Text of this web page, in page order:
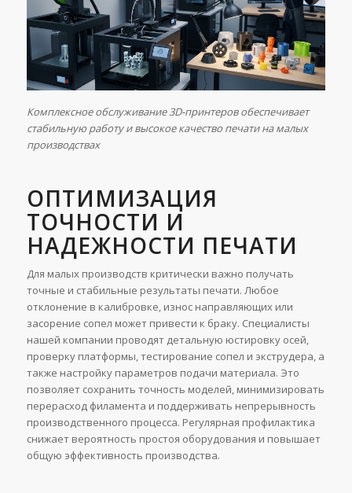
Комплексное обслуживание 3D-принтеров обеспечивает
стабильную работу и высокое качество печати на малых
производствах
ОПТИМИЗАЦИЯ
ТОЧНОСТИ И
НАДЕЖНОСТИ ПЕЧАТИ
Для малых производств критически важно получать
точные и стабильные результаты печати. Любое
отклонение в калибровке, износ направляющих или
засорение сопел может привести к браку. Специалисты
нашей компании проводят детальную юстировку осей,
проверку платформы, тестирование сопел и экструдера, а
также настройку параметров подачи материала. Это
позволяет сохранить точность моделей, минимизировать
перерасход филамента и поддерживать непрерывность
производственного процесса. Регулярная профилактика
снижает вероятность простоя оборудования и повышает
общую эффективность производства.